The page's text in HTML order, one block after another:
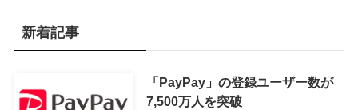
新着記事
「PayPay」の登録ユーザー数が
7,500万人を突破